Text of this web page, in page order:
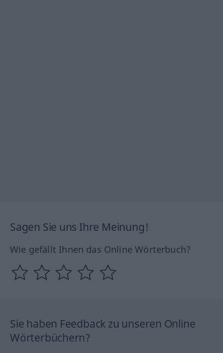
Sagen Sie uns Ihre Meinung!
Wie gefällt Ihnen das Online Wörterbuch?
Sie haben Feedback zu unseren Online
Wörterbüchern?